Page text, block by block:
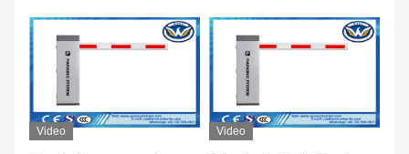
Video Video